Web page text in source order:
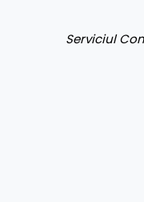
Serviciul